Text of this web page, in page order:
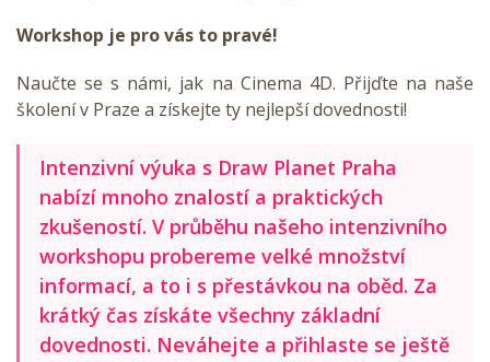
Workshop je pro vás to pravé!
Naučte se s námi, jak na Cinema 4D. Přijďte na naše
školení v Praze a získejte ty nejlepší dovednosti!
Intenzivní výuka s Draw Planet Praha
nabízí mnoho znalostí a praktických
zkušeností. V průběhu našeho intenzivního
workshopu probereme velké množství
informací, a to i s přestávkou na oběd. Za
krátký čas získáte všechny základní
dovednosti. Neváhejte a přihlaste se ještě